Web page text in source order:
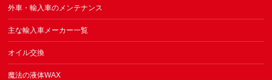
外車・輸入車のメンテナンス
主な輸入車メーカー一覧
オイル交換
魔法の液体WAX